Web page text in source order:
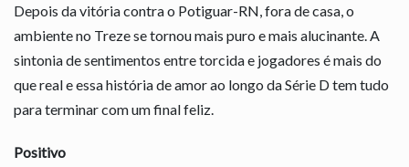
Depois da vitória contra o Potiguar-RN, fora de casa, o
ambiente no Treze se tornou mais puro e mais alucinante. A
sintonia de sentimentos entre torcida e jogadores é mais do
que real e essa história de amor ao longo da Série D tem tudo
para terminar com um final feliz.
Positivo